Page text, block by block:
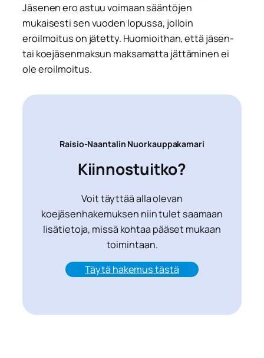
Jäsenen ero astuu voimaan sääntöjen
mukaisesti sen vuoden lopussa, jolloin
eroilmoitus on jätetty. Huomioithan, että jäsen-
tai koejäsenmaksun maksamatta jättäminen ei
ole eroilmoitus.
Raisio-Naantalin Nuorkauppakamari
Kiinnostuitko?
Voit täyttää alla olevan
koejäsenhakemuksen niin tulet saamaan
lisätietoja, missä kohtaa pääset mukaan
toimintaan.
Täytä hakemus tästä